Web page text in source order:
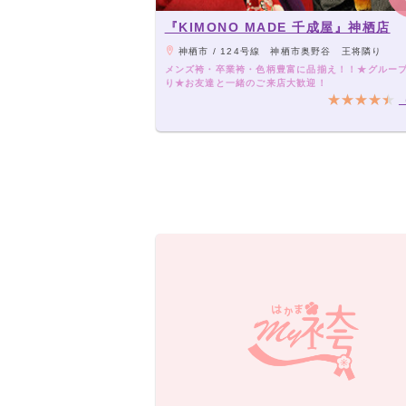
『KIMONO MADE 千成屋』神栖店
神栖市 / 124号線 神栖市奥野谷 王将隣り
メンズ袴・卒業袴・色柄豊富に品揃え！！★グルー
り★お友達と一緒のご来店大歓迎！